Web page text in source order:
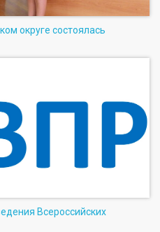
округе состоялась
Всероссийских